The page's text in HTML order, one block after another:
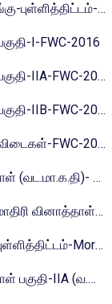
2016
I-FWC-2016
IIA-FWC-2016
IIB-FWC-2016
FWC-2016
2017
Mora_E_Tamils_2017
Mora_E_Tamils_2017
IIA (வ.மா.க.தி)-2021